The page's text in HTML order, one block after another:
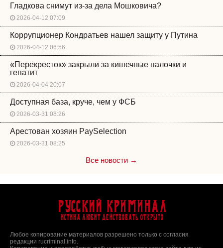
Гладкова снимут из-за дела Мошковича?
2026-04-12 07:09
Коррупционер Кондратьев нашел защиту у Путина
2026-04-12 06:56
«Перекресток» закрыли за кишечные палочки и
гепатит
2026-04-04 20:07
Доступная база, круче, чем у ФСБ
2026-03-31 08:26
Арестован хозяин PaySelection
2026-03-31 08:25
Все новости →
Русский Криминал
Истина любит действовать открыто
Любое копирование материалов разрешено только с согласия
редакции rucriminal.info.